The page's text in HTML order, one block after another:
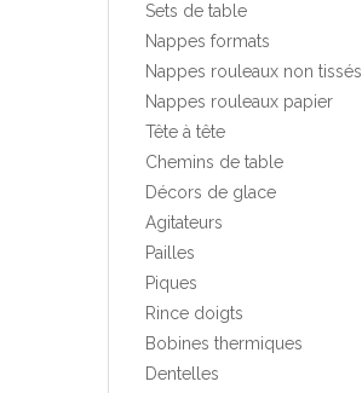
Sets de table
Nappes formats
Nappes rouleaux non tissés
Nappes rouleaux papier
Tête à tête
Chemins de table
Décors de glace
Agitateurs
Pailles
Piques
Rince doigts
Bobines thermiques
Dentelles